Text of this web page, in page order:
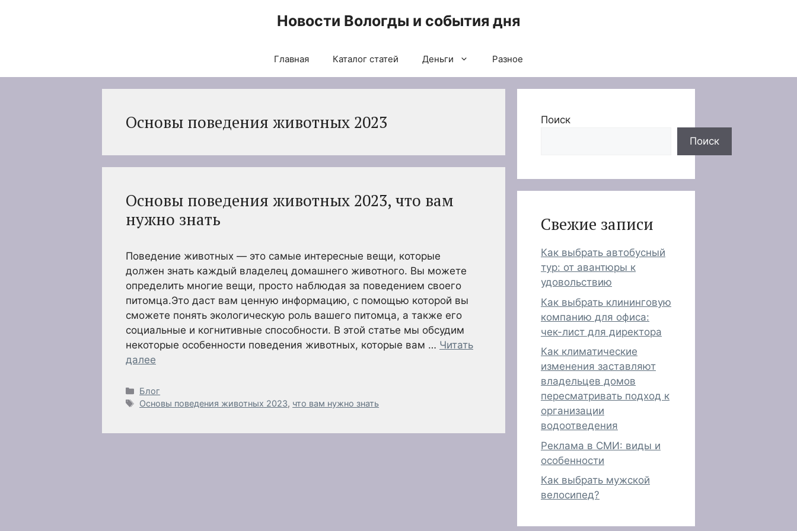
Новости Вологды и события дня
Главная Каталог статей Деньги Разное
Основы поведения животных 2023
Основы поведения животных 2023, что вам
нужно знать
Поведение животных — это самые интересные вещи, которые
должен знать каждый владелец домашнего животного. Вы можете
определить многие вещи, просто наблюдая за поведением своего
питомца.Это даст вам ценную информацию, с помощью которой вы
сможете понять экологическую роль вашего питомца, а также его
социальные и когнитивные способности. В этой статье мы обсудим
некоторые особенности поведения животных, которые вам … Читать
далее
Рубрики
Блог
Метки
Основы поведения животных 2023, что вам нужно знать
Поиск
Поиск
Свежие записи
Как выбрать автобусный
тур: от авантюры к
удовольствию
Как выбрать клининговую
компанию для офиса:
чек-лист для директора
Как климатические
изменения заставляют
владельцев домов
пересматривать подход к
организации
водоотведения
Реклама в СМИ: виды и
особенности
Как выбрать мужской
велосипед?